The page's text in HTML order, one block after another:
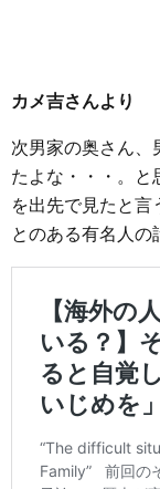
カメ吉さんより
次男家の奥さん、
たよな・・・。と
を出先で見たと言
とのある有名人の